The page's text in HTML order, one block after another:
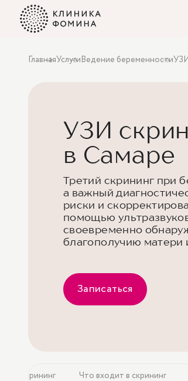
ГлавнаяУслугиВедение беременности
УЗИ
в Самаре
Третий скрининг при
а важный
риски и
помощью
своевременно
благополучию матери
Записаться
3 скрининг Что входит в скрининг